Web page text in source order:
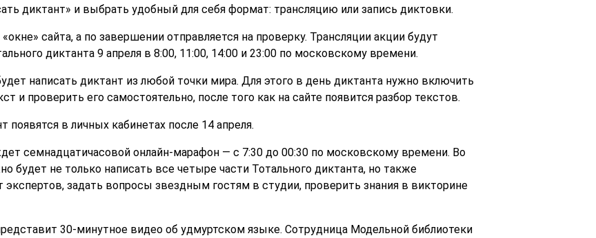
диктант» и выбрать удобный для себя формат: трансляцию или запись диктовки.
сайта, а по завершении отправляется на проверку. Трансляции акции будут
диктанта 9 апреля в 8:00, 11:00, 14:00 и 23:00 по московскому времени.
написать диктант из любой точки мира. Для этого в день диктанта нужно включить
и проверить его самостоятельно, после того как на сайте появится разбор текстов.
появятся в личных кабинетах после 14 апреля.
семнадцатичасовой онлайн-марафон — с 7:30 до 00:30 по московскому времени. Во
будет не только написать все четыре части Тотального диктанта, но также
задать вопросы звездным гостям в студии, проверить знания в викторине
30-минутное видео об удмуртском языке. Сотрудница Модельной библиотеки